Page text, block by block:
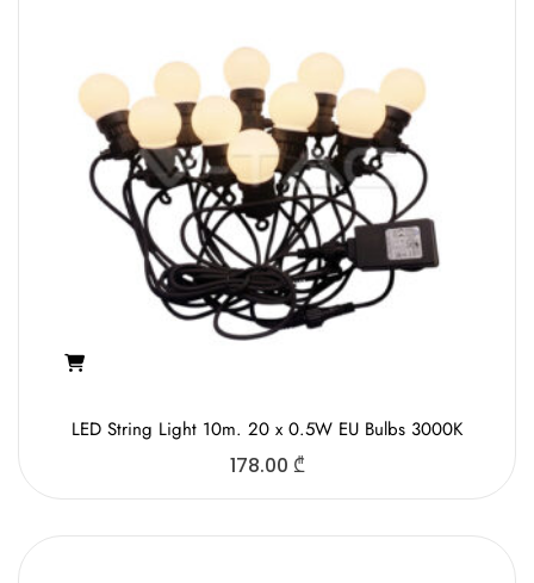
LED String Light 10m. 20 x 0.5W EU Bulbs 3000K
178.00 ₾